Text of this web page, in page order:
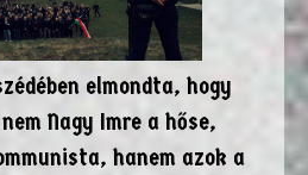
elmondta, hogy
Nagy Imre a hőse,
hanem azok a